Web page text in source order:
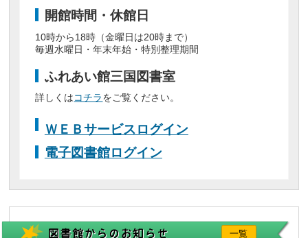
開館時間・休館日
10時から18時（金曜日は20時まで）
毎週水曜日・年末年始・特別整理期間
ふれあい館三国図書室
詳しくはコチラをご覧ください。
ＷＥＢサービスログイン
電子図書館ログイン
一覧